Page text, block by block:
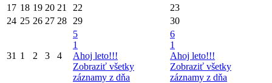
17 18 19 20 21 22
23
24 25 26 27 28 29 30
31 1 2 3 4
5
1
Ahoj leto!!!
Zobraziť všetky
záznamy z dňa
6
1
Ahoj leto!!!
Zobraziť všetky
záznamy z dňa